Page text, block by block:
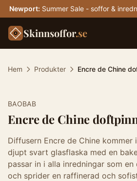
Newport: Summer Sale - soffor &
Skinnsoffor.se
Hem Produkter Encre de Chine
BAOBAB
Encre de Chine
Diffusern Encre de Chine kommer
djupt svart glasflaska med en
passar in i alla inredningar som
och sprider en raffinerad och